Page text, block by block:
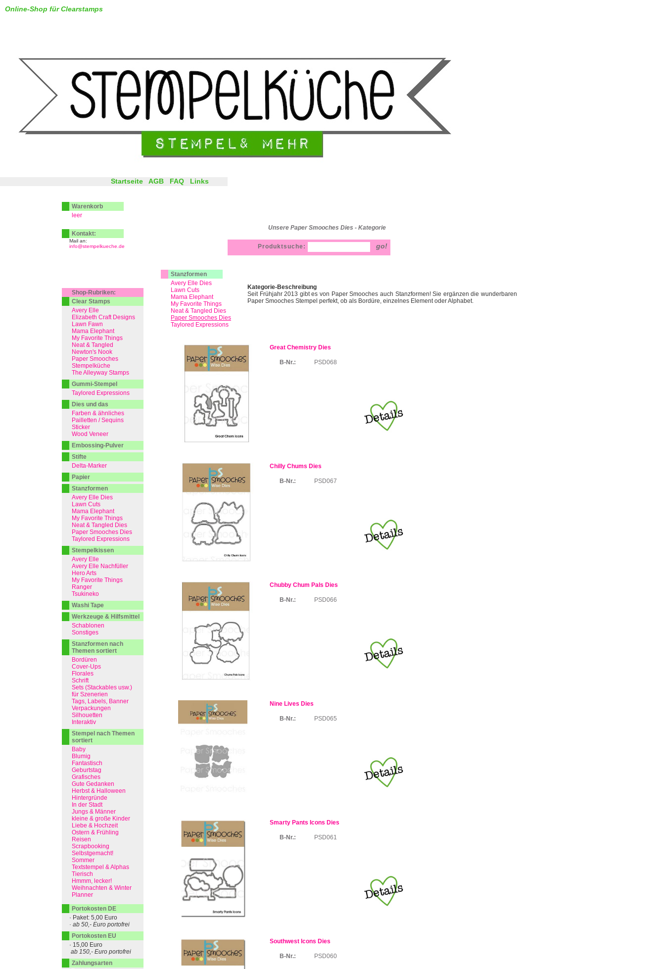
Unsere Paper Smooches Dies - Kategorie
Online-Shop für Clearstamps
Stanzformen
Avery Elle Dies
Lawn Cuts
Mama Elephant
My Favorite Things
Neat & Tangled Dies
Paper Smooches Dies
Taylored Expressions
Kategorie-Beschreibung
Seit Frühjahr 2013 gibt es von Paper Smooches auch Stanzformen! Sie ergänzen die wunderbaren
Paper Smooches Stempel perfekt, ob als Bordüre, einzelnes Element oder Alphabet.
Great Chemistry Dies
B-Nr.: PSD068
Chilly Chums Dies
B-Nr.: PSD067
Chubby Chum Pals Dies
B-Nr.: PSD066
Nine Lives Dies
B-Nr.: PSD065
Smarty Pants Icons Dies
B-Nr.: PSD061
Southwest Icons Dies
B-Nr.: PSD060
Startseite AGB FAQ Links
Produktsuche:
Warenkorb
leer
Kontakt:
Mail an:
info@stempelkueche.de
Shop-Rubriken:
Clear Stamps
Avery Elle
Elizabeth Craft Designs
Lawn Fawn
Mama Elephant
My Favorite Things
Neat & Tangled
Newton's Nook
Paper Smooches
Stempelküche
The Alleyway Stamps
Gummi-Stempel
Taylored Expressions
Dies und das
Farben & ähnliches
Pailletten / Sequins
Sticker
Wood Veneer
Embossing-Pulver
Stifte
Delta-Marker
Papier
Stanzformen
Avery Elle Dies
Lawn Cuts
Mama Elephant
My Favorite Things
Neat & Tangled Dies
Paper Smooches Dies
Taylored Expressions
Stempelkissen
Avery Elle
Avery Elle Nachfüller
Hero Arts
My Favorite Things
Ranger
Tsukineko
Washi Tape
Werkzeuge & Hilfsmittel
Schablonen
Sonstiges
Stanzformen nach
Themen sortiert
Bordüren
Cover-Ups
Florales
Schrift
Sets (Stackables usw.)
für Szenerien
Tags, Labels, Banner
Verpackungen
Silhouetten
Interaktiv
Stempel nach Themen
sortiert
Baby
Blumig
Fantastisch
Geburtstag
Grafisches
Gute Gedanken
Herbst & Halloween
Hintergründe
In der Stadt
Jungs & Männer
kleine & große Kinder
Liebe & Hochzeit
Ostern & Frühling
Reisen
Scrapbooking
Selbstgemacht!
Sommer
Textstempel & Alphas
Tierisch
Hmmm, lecker!
Weihnachten & Winter
Planner
Portokosten DE
· Paket: 5,00 Euro
· ab 50,- Euro portofrei
Portokosten EU
· 15,00 Euro
ab 150,- Euro portofrei
Zahlungsarten